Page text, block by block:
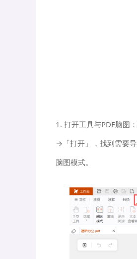
1. 打开工具与PDF脑图
→「打开」，找到需要
脑图模式。